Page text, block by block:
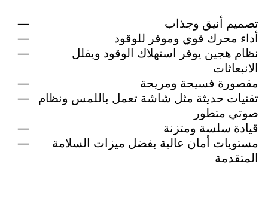
تصميم أنيق وجذاب
أداء محرك قوي وموفر للوقود
نظام هجين يوفر استهلاك الوقود ويقلل
الانبعاثات
مقصورة فسيحة ومريحة
تقنيات حديثة مثل شاشة تعمل باللمس ونظام
صوتي متطور
قيادة سلسة ومتزنة
مستويات أمان عالية بفضل ميزات السلامة
المتقدمة